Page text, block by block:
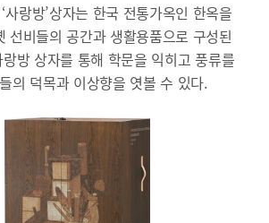
사랑방’상자는 한국 전통가옥인 한옥을
선비들의 공간과 생활용품으로 구성된
랑방 상자를 통해 학문을 익히고 풍류를
의 덕목과 이상향을 엿볼 수 있다.